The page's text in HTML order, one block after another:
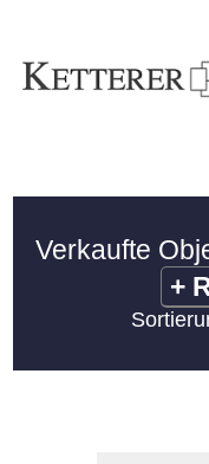
Verkaufte
+